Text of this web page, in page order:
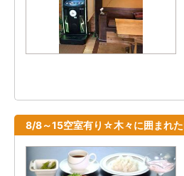
8/8～15空室有り☆木々に囲まれ